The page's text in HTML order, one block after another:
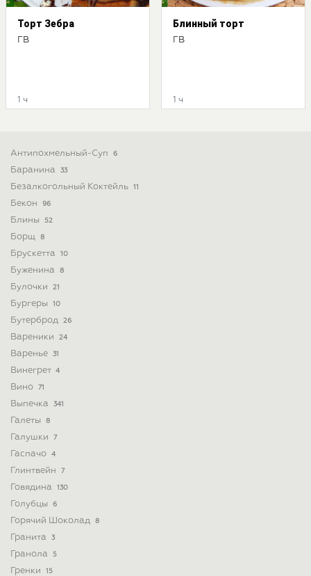
Торт Зебра
ГВ
1 ч
Блинный торт
ГВ
1 ч
Антипохмельный-Суп 6
Баранина 33
Безалкогольный Коктейль 11
Бекон 96
Блины 52
Борщ 8
Брускетта 10
Буженина 8
Булочки 21
Бургеры 10
Бутерброд 26
Вареники 24
Варенье 31
Винегрет 4
Вино 71
Выпечка 341
Галеты 8
Галушки 7
Гаспачо 4
Глинтвейн 7
Говядина 130
Голубцы 6
Горячий Шоколад 8
Гранита 3
Гранола 5
Гренки 15